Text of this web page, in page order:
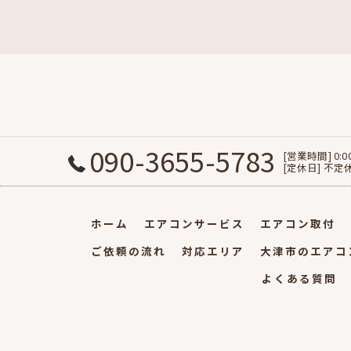
090-3655-5783 [営業時間]
[定休日] 不定
ホーム エアコンサービス
エアコン取付
ご依頼の流れ
対応エリア
大津市のエア
よくある質問